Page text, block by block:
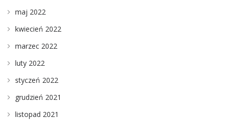
maj 2022
kwiecień 2022
marzec 2022
luty 2022
styczeń 2022
grudzień 2021
listopad 2021